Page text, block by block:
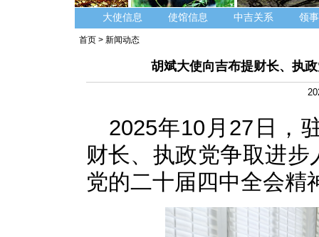
大使信息 使馆信息 中吉关系 领
首页 > 新闻动态
胡斌大使向吉布提财长、执
2025年10月27日，
财长、执政党争取进
党的二十届四中全会精